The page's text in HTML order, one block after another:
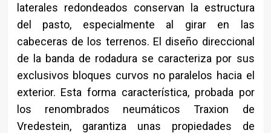
laterales redondeados conservan la estructura
del pasto, especialmente al girar en las
cabeceras de los terrenos. El diseño direccional
de la banda de rodadura se caracteriza por sus
exclusivos bloques curvos no paralelos hacia el
exterior. Esta forma característica, probada por
los renombrados neumáticos Traxion de
Vredestein, garantiza unas propiedades de